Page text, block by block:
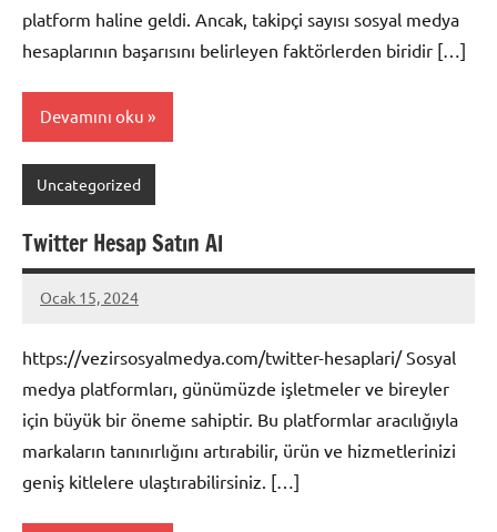
platform haline geldi. Ancak, takipçi sayısı sosyal medya
hesaplarının başarısını belirleyen faktörlerden biridir […]
Devamını oku
Uncategorized
Twitter Hesap Satın Al
Ocak 15, 2024
admin
https://vezirsosyalmedya.com/twitter-hesaplari/ Sosyal
medya platformları, günümüzde işletmeler ve bireyler
için büyük bir öneme sahiptir. Bu platformlar aracılığıyla
markaların tanınırlığını artırabilir, ürün ve hizmetlerinizi
geniş kitlelere ulaştırabilirsiniz. […]